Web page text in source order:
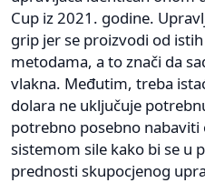
Cup iz 2021. godine.
grip jer se proizvodi od
metodama, a to znači da
vlakna. Međutim, treba
dolara ne uključuje
potrebno posebno
sistemom sile kako bi se u
prednosti skupocjenog